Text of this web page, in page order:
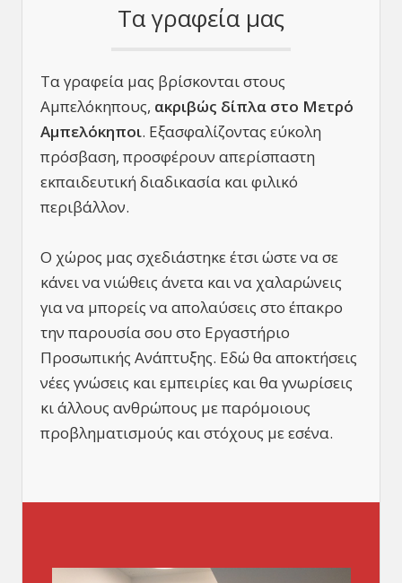
Τα γραφεία μας
Τα γραφεία μας βρίσκονται στους
Αμπελόκηπους, ακριβώς δίπλα στο Μετρό
Αμπελόκηποι. Εξασφαλίζοντας εύκολη
πρόσβαση, προσφέρουν απερίσπαστη
εκπαιδευτική διαδικασία και φιλικό
περιβάλλον.
Ο χώρος μας σχεδιάστηκε έτσι ώστε να σε
κάνει να νιώθεις άνετα και να χαλαρώνεις
για να μπορείς να απολαύσεις στο έπακρο
την παρουσία σου στο Εργαστήριο
Προσωπικής Ανάπτυξης. Εδώ θα αποκτήσεις
νέες γνώσεις και εμπειρίες και θα γνωρίσεις
κι άλλους ανθρώπους με παρόμοιους
προβληματισμούς και στόχους με εσένα.